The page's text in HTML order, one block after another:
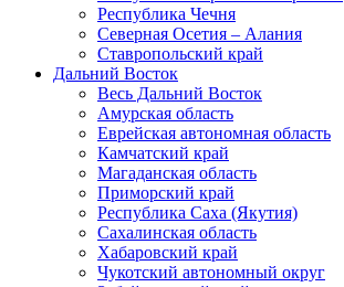
Республика Чечня
Северная Осетия – Алания
Ставропольский край
Дальний Восток
Весь Дальний Восток
Амурская область
Еврейская автономная область
Камчатский край
Магаданская область
Приморский край
Республика Саха (Якутия)
Сахалинская область
Хабаровский край
Чукотский автономный округ